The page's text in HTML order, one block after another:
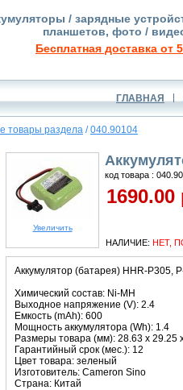
/ зарядные
планшетов, фото /
Бесплатная доставка от
ГЛАВНАЯ
товары раздела /040.90104
Увеличить
код товара :
1690.00
НАЛИЧИЕ: НЕТ,
Аккумулятор (батарея) HHR-P305,
Химический состав: Ni-MH
Выходное напряжение (V): 2.4
Емкость (mAh): 600
Мощность аккумулятора (Wh): 1.4
Размеры товара (мм): 28.63 x 29.25
Гарантийный срок (мес.): 12
Цвет товара: зеленый
Изготовитель: Cameron Sino
Страна: Китай